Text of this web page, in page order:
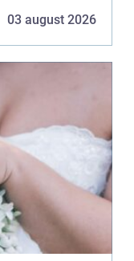
03 august 2026